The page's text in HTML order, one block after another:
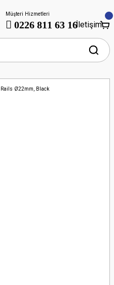
Müşteri Hizmetleri
0226 811 63 16İletişim